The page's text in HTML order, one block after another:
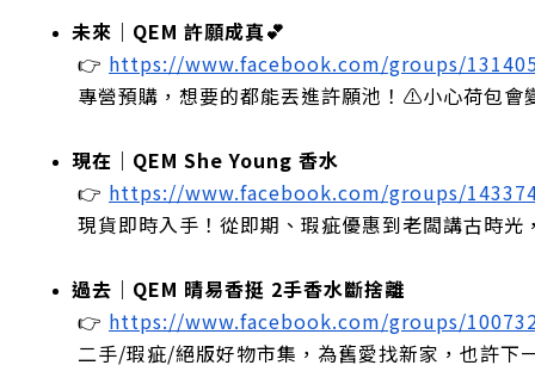
未來｜QEM 許願成真💕
👉 https://www.facebook.com/groups/
專營預購，想要的都能丟進許願池！⚠️小心荷包會
現在｜QEM She Young 香水
👉 https://www.facebook.com/groups/
現貨即時入手！從即期、瑕疵優惠到老闆講古時
過去｜QEM 晴易香挺 2手香水斷捨離
👉 https://www.facebook.com/groups/
二手/瑕疵/絕版好物市集，為舊愛找新家，也許下